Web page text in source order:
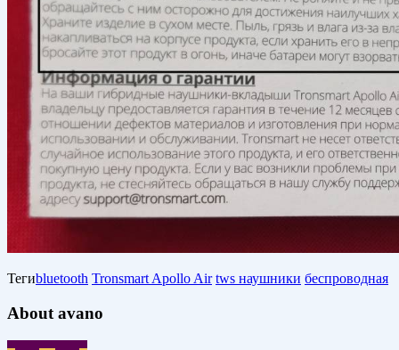
Тегиbluetooth Tronsmart Apollo Air tws наушники беспроводная
About avano